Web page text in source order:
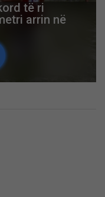
të ri
arrin në